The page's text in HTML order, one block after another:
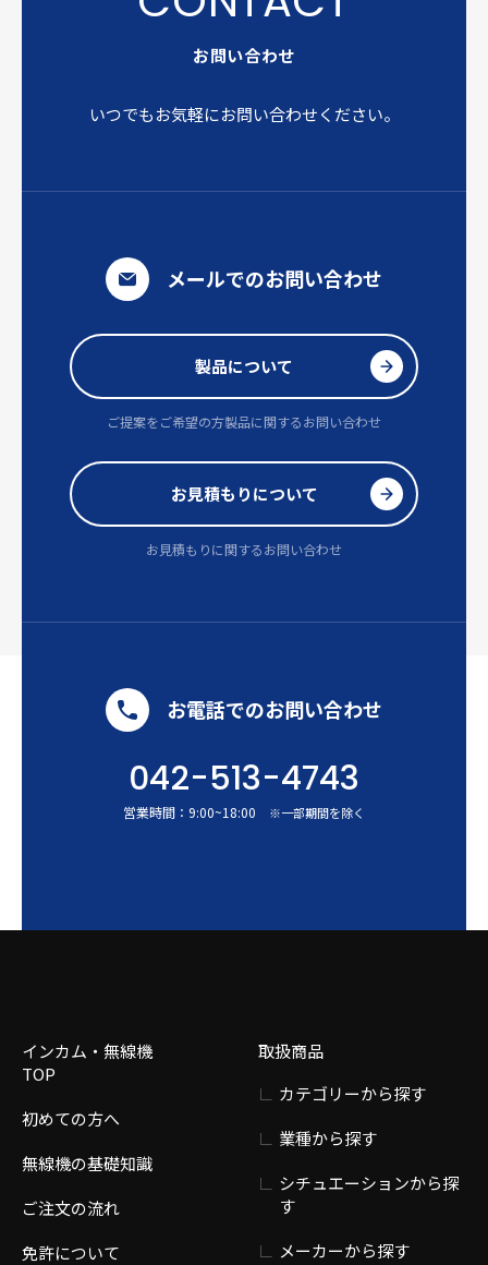
お問い合わせ
いつでもお気軽にお問い合わせください。
メールでのお問い合わせ
製品について
ご提案をご希望の方製品に関するお問い合わせ
お見積もりについて
お見積もりに関するお問い合わせ
お電話でのお問い合わせ
042-513-4743
営業時間： 9:00~18:00 ※一部期間を除く
インカム・無線機
TOP
初めての方へ
無線機の基礎知識
ご注文の流れ
免許について
取扱商品
カテゴリーから探す
業種から探す
シチュエーションから探
す
メーカーから探す